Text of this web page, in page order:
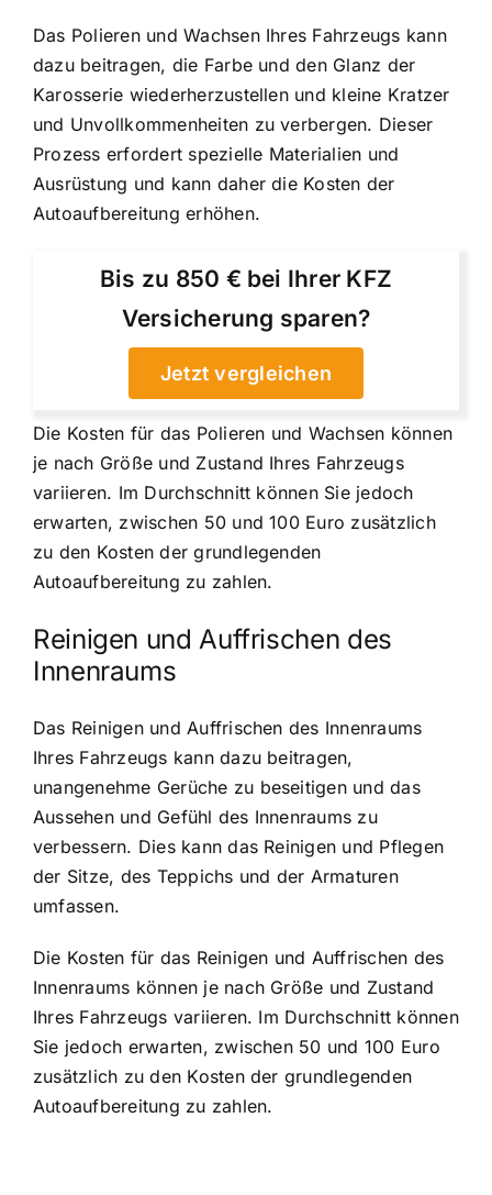
Das Polieren und Wachsen Ihres Fahrzeugs kann
dazu beitragen, die Farbe und den Glanz der
Karosserie wiederherzustellen und kleine Kratzer
und Unvollkommenheiten zu verbergen. Dieser
Prozess erfordert spezielle Materialien und
Ausrüstung und kann daher die Kosten der
Autoaufbereitung erhöhen.
Bis zu 850 € bei Ihrer KFZ
Versicherung sparen?
Jetzt vergleichen
Die Kosten für das Polieren und Wachsen können
je nach Größe und Zustand Ihres Fahrzeugs
variieren. Im Durchschnitt können Sie jedoch
erwarten, zwischen 50 und 100 Euro zusätzlich
zu den Kosten der grundlegenden
Autoaufbereitung zu zahlen.
Reinigen und Auffrischen des
Innenraums
Das Reinigen und Auffrischen des Innenraums
Ihres Fahrzeugs kann dazu beitragen,
unangenehme Gerüche zu beseitigen und das
Aussehen und Gefühl des Innenraums zu
verbessern. Dies kann das Reinigen und Pflegen
der Sitze, des Teppichs und der Armaturen
umfassen.
Die Kosten für das Reinigen und Auffrischen des
Innenraums können je nach Größe und Zustand
Ihres Fahrzeugs variieren. Im Durchschnitt können
Sie jedoch erwarten, zwischen 50 und 100 Euro
zusätzlich zu den Kosten der grundlegenden
Autoaufbereitung zu zahlen.